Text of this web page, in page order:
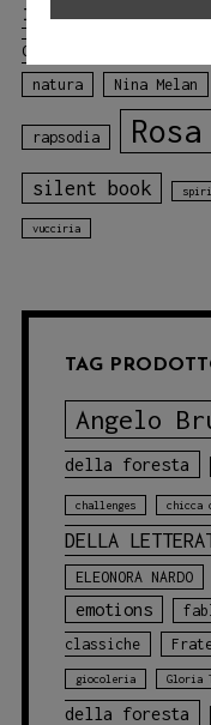
illustrato
Colace
natura Nina Melan
rapsodia
silent book
vucciria
TAG
Angelo
della foresta
challenges chicca
DELLA
ELEONORA NARDO
emotions
classiche
giocoleria Gloria
della foresta